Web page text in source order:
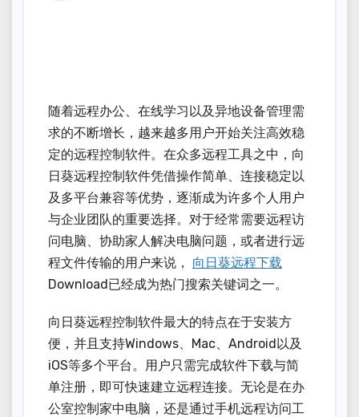
随着远程办公、在线学习以及异地设备管理需
求的不断增长，越来越多用户开始关注高效稳
定的远程控制软件。在众多远程工具之中，向
日葵远程控制软件凭借操作简单、连接稳定以
及多平台兼容等优势，逐渐成为许多个人用户
与企业团队的重要选择。对于经常需要远程访
问电脑、协助家人解决电脑问题，或者进行远
程文件传输的用户来说， 向日葵远程下载
Download已经成为热门搜索关键词之一。
向日葵远程控制软件最大的特点在于安装方
便，并且支持Windows、Mac、Android以及
iOS等多个平台。用户只需完成软件下载与简
单注册，即可快速建立远程连接。无论是在办
公室控制家中电脑，还是通过手机远程访问工